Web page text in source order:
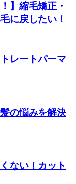
】縮毛矯正・
に戻したい！
レートパーマ
の悩みを解決
ない！カット